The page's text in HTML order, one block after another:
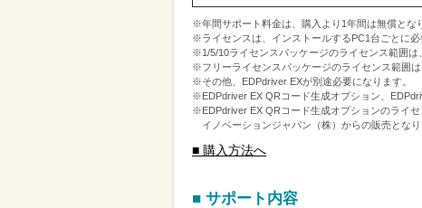
※年間サポート料金は、購入より1年間は無償とな
※ライセンスは、インストールするPC1台ごとに必
※1/5/10ライセンスパッケージのライセンス範囲は
※フリーライセンスパッケージのライセンス範囲は
※その他、EDPdriver EXが別途必要になります。
※EDPdriver EX QRコード生成オプション、
※EDPdriver EX QRコード生成オプションのライ
イノベーションジャパン（株）からの販売となり
■ 購入方法へ
■ サポート内容